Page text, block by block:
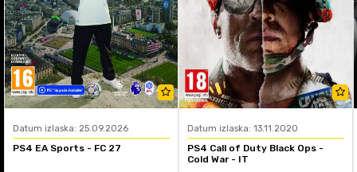
Datum izlaska: 25.09.2026
PS4 EA Sports - FC 27
Datum izlaska: 13.11.2020
PS4 Call of Duty Black Ops -
Cold War - IT